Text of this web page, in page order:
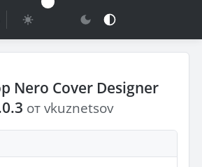
Nero Cover Designer
от vkuznetsov